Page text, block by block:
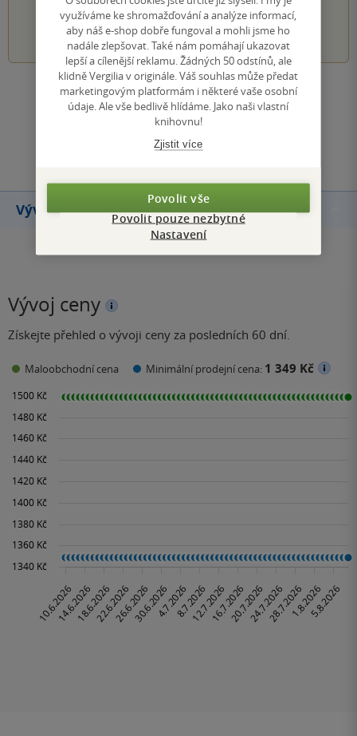
1 2 3 4 5
Zobrazit všechna hodnocení
Přidat hodnocení
Vývoj ceny
Vývoj ceny
Získejte přehled o vývoji ceny za posledních 60 dní.
Maloobchodní cena Minimální prodejní cena: 1 349 Kč
využíváme ke shromažďování a analýze informací,
aby náš e-shop dobře fungoval a mohli jsme ho
nadále zlepšovat. Také nám pomáhají ukazovat
lepší a cílenější reklamu. Žádných 50 odstínů, ale
klidně Vergilia v originále. Váš souhlas může předat
marketingovým platformám i některé vaše osobní
údaje. Ale vše bedlivě hlídáme. Jako naši vlastní
knihovnu!
Zjistit více
Povolit vše
Povolit pouze nezbytné
Nastavení